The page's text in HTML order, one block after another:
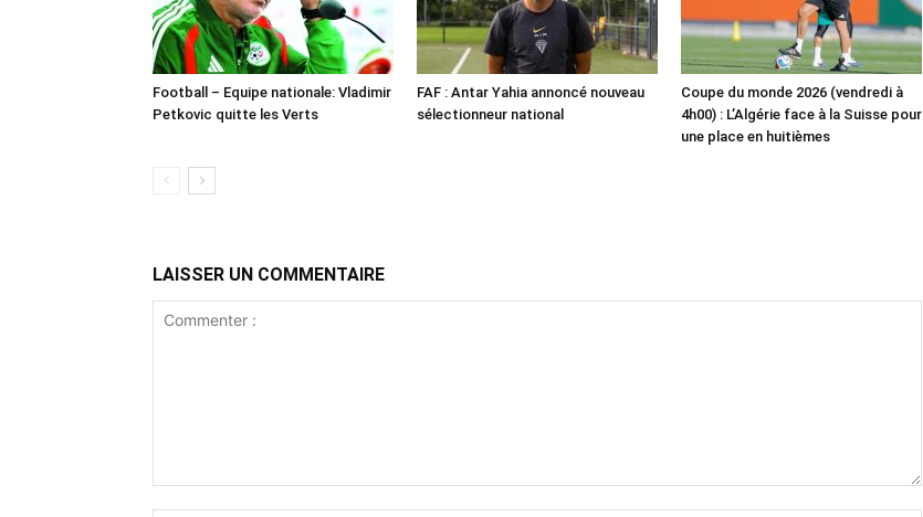
Football – Equipe nationale: Vladimir
Petkovic quitte les Verts
FAF : Antar Yahia annoncé nouveau
sélectionneur national
Coupe du monde 2026 (vendredi à
4h00) : L’Algérie face à la Suisse pour
une place en huitièmes
LAISSER UN COMMENTAIRE